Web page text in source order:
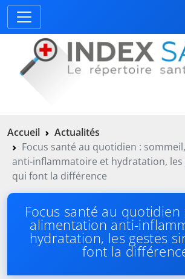
Accueil
Actualités
Focus santé au quotidien :
anti-inflammatoire et hydratation, les
qui font la différence
Focus santé au quotidien
alimentation anti-
hydratation, les gestes
font la